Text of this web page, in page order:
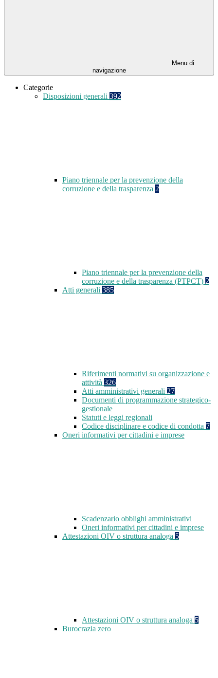
Menu di
navigazione
Categorie
Disposizioni generali 392
Piano triennale per la prevenzione della
corruzione e della trasparenza 2
Piano triennale per la prevenzione della
corruzione e della trasparenza (PTPCT) 2
Atti generali 385
Riferimenti normativi su organizzazione e
attività 326
Atti amministrativi generali 27
Documenti di programmazione strategico-
gestionale
Statuti e leggi regionali
Codice disciplinare e codice di condotta 7
Oneri informativi per cittadini e imprese
Scadenzario obblighi amministrativi
Oneri informativi per cittadini e imprese
Attestazioni OIV o struttura analoga 5
Attestazioni OIV o struttura analoga 5
Burocrazia zero